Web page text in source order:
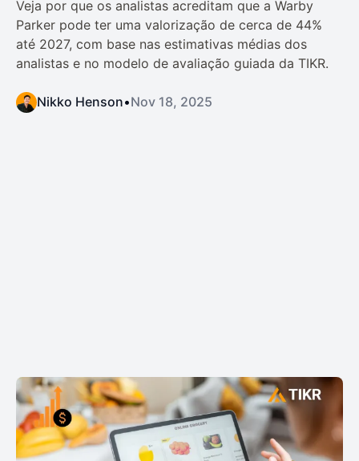
Veja por que os analistas acreditam que a Warby
Parker pode ter uma valorização de cerca de 44%
até 2027, com base nas estimativas médias dos
analistas e no modelo de avaliação guiada da TIKR.
Nikko Henson•Nov 18, 2025